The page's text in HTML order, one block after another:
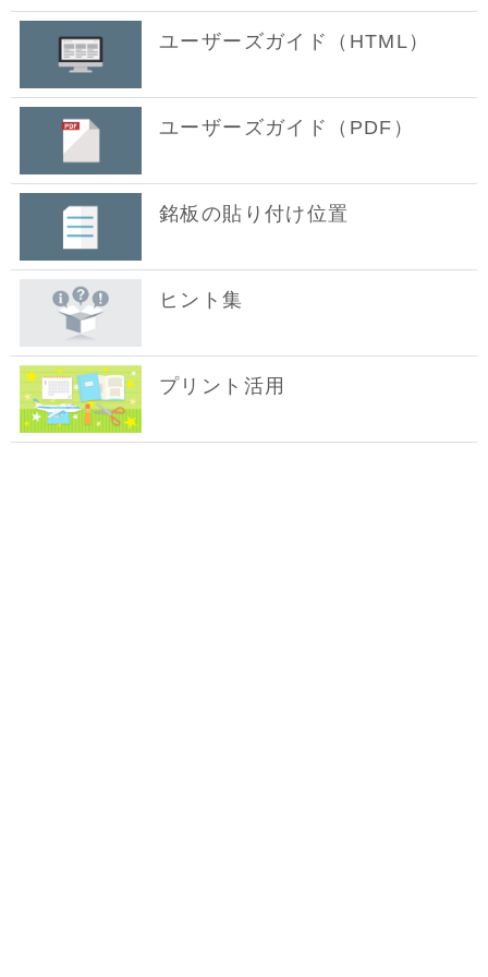
ユーザーズガイド（HTML）
ユーザーズガイド（PDF）
銘板の貼り付け位置
ヒント集
プリント活用